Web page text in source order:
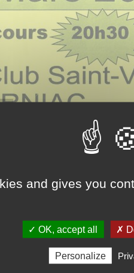
and gives you
✓ OK, accept all ✗
Personalize